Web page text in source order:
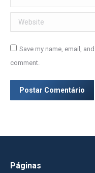
Website
Save my name, email,
comment.
Postar Comentário
Páginas